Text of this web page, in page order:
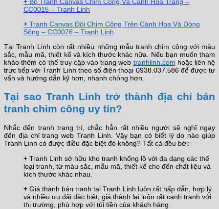
CC0015 – Tranh Linh
+ Tranh Canvas Đôi Chim Công Trên Cành Hoa Và Dòng
Sông – CC0076 – Tranh Linh
Tại Tranh Linh còn rất nhiều những mẫu tranh chim công với màu
sắc, mẫu mã, thiết kế và kích thước khác nữa. Nếu bạn muốn tham
khảo thêm có thể truy cập vào trang web tranhlinh.com hoặc liên hệ
trực tiếp với Tranh Linh theo số điện thoại 0938.037.586 để được tư
vấn và hướng dẫn kỹ hơn, nhanh chóng hơn.
Tại sao Tranh Linh trở thành địa chỉ bán
tranh chim công uy tín?
Nhắc đến tranh trang trí, chắc hẳn rất nhiều người sẽ nghĩ ngay
đến địa chỉ trang web Tranh Linh. Vậy bạn có biết lý do nào giúp
Tranh Linh có được điều đặc biệt đó không? Tất cả đều bởi:
+ Tranh Linh sở hữu kho tranh khổng lồ với đa dạng các thể
loại tranh, từ màu sắc, mẫu mã, thiết kế cho đến chất liệu và
kích thước khác nhau.
+ Giá thành bán tranh tại Tranh Linh luôn rất hấp dẫn, hợp lý
và nhiều ưu đãi đặc biệt, giá thành lại luôn rất cạnh tranh với
thị trường, phù hợp với túi tiền của khách hàng.